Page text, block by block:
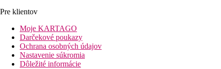
Pre klientov
Moje KARTAGO
Darčekové poukazy
Ochrana osobných údajov
Nastavenie súkromia
Dôležité informácie